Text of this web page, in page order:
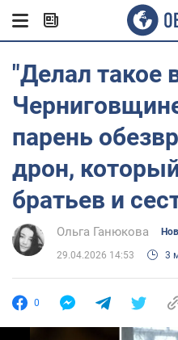
"Делал такое
парень
дрон,
братьев и
Ольга Ганюкова
29.04.2026 14:53 3
0